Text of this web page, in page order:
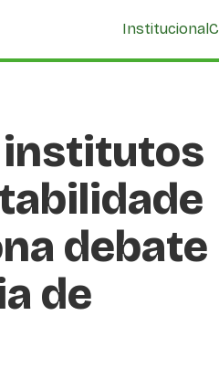
Institucional
institutos
debate
de